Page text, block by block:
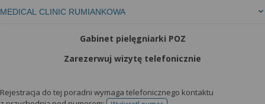
MEDICAL CLINIC RUMIANKOWA
Gabinet pielęgniarki POZ
Zarezerwuj wizytę telefonicznie
Rejestracja do tej poradni wymaga telefonicznego kontaktu